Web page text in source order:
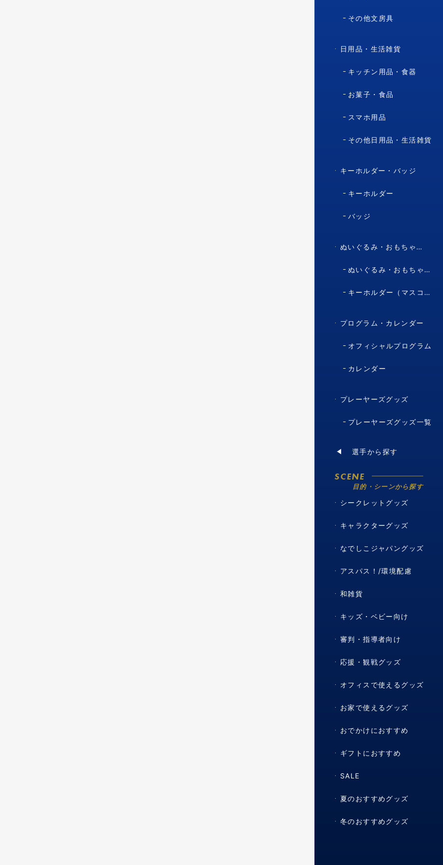
その他文房具
日用品・生活雑貨
キッチン用品・食器
お菓子・食品
スマホ用品
その他日用品・生活雑貨
キーホルダー・バッジ
キーホルダー
バッジ
ぬいぐるみ・おもちゃ・マスコット・キャラクター
ぬいぐるみ・おもちゃ（マスコット・キャラクター）
キーホルダー（マスコット・キャラクター）
プログラム・カレンダー
オフィシャルプログラム
カレンダー
プレーヤーズグッズ
プレーヤーズグッズ一覧
選手から探す
SCENE
目的・シーンから探す
シークレットグッズ
キャラクターグッズ
なでしこジャパングッズ
アスパス！/環境配慮
和雑貨
キッズ・ベビー向け
審判・指導者向け
応援・観戦グッズ
オフィスで使えるグッズ
お家で使えるグッズ
おでかけにおすすめ
ギフトにおすすめ
SALE
夏のおすすめグッズ
冬のおすすめグッズ